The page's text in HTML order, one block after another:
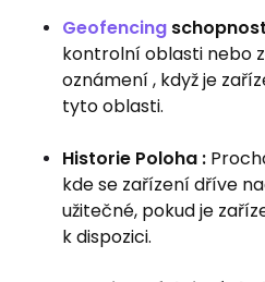
Geofencing
kontrolní oblasti nebo
oznámení , když je
tyto oblasti.
Historie Poloha :
kde se zařízení dříve
užitečné, pokud je
k dispozici.